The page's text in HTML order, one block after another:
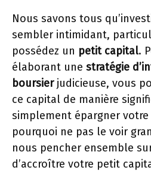
Nous savons tous
sembler intimidant,
possédez un petit capital.
élaborant une stratégie
boursierjudicieuse, vous
ce capital de manière
simplement épargner
pourquoi ne pas le voir
nous pencher ensemble
d’accroître votre petit